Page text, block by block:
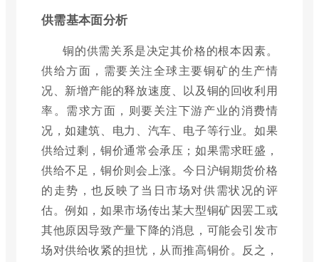
供需基本面分析
铜的供需关系是决定其价格的根本因素。
供给方面，需要关注全球主要铜矿的生产情
况、新增产能的释放速度、以及铜的回收利用
率。需求方面，则要关注下游产业的消费情
况，如建筑、电力、汽车、电子等行业。如果
供给过剩，铜价通常会承压；如果需求旺盛，
供给不足，铜价则会上涨。今日沪铜期货价格
的走势，也反映了当日市场对供需状况的评
估。例如，如果市场传出某大型铜矿因罢工或
其他原因导致产量下降的消息，可能会引发市
场对供给收紧的担忧，从而推高铜价。反之，